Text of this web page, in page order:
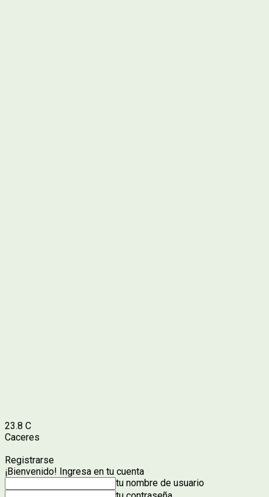
23.8 C
Caceres
Registrarse
¡Bienvenido! Ingresa en tu cuenta
tu nombre de usuario